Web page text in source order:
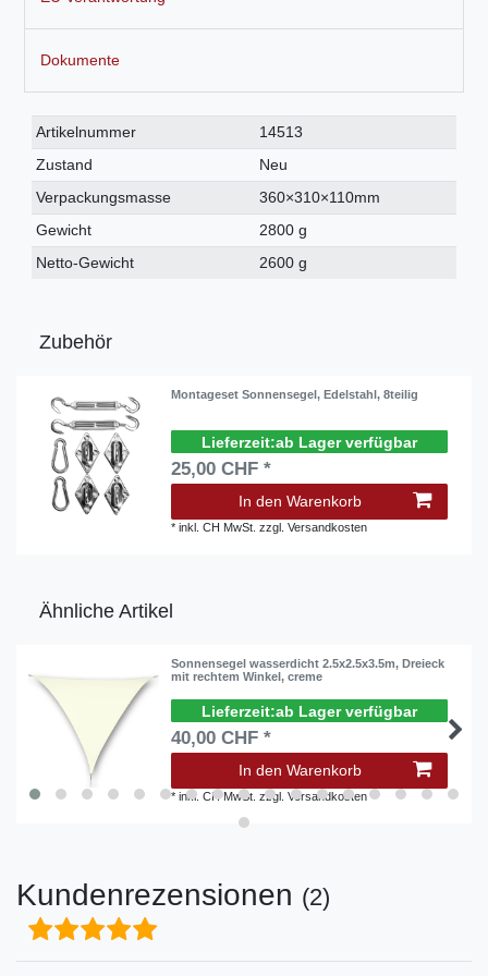
Dokumente
Technisches
Merkmal
Wert
Artikelnummer
14513
Zustand
Neu
Verpackungsmasse
360×310×110mm
Gewicht
2800 g
Netto-Gewicht
2600 g
Zubehör
Montageset Sonnensegel, Edelstahl, 8teilig
ab Lager verfügbar
25,00 CHF *
In den Warenkorb
*inkl. CH MwSt. zzgl.Versandkosten
Ähnliche Artikel
Sonnensegel wasserdicht 2.5x2.5x3.5m, Dreieck
mit rechtem Winkel, creme
ab Lager verfügbar
40,00 CHF *
In den Warenkorb
*inkl. CH MwSt. zzgl.Versandkosten
Kundenrezensionen (2)